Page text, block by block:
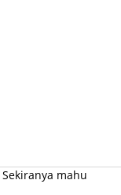
mahu